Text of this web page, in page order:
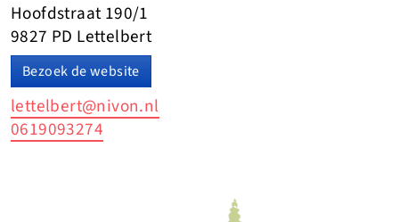
Hoofdstraat 190/1
9827 PD Lettelbert
Bezoek de website
lettelbert@nivon.nl
0619093274